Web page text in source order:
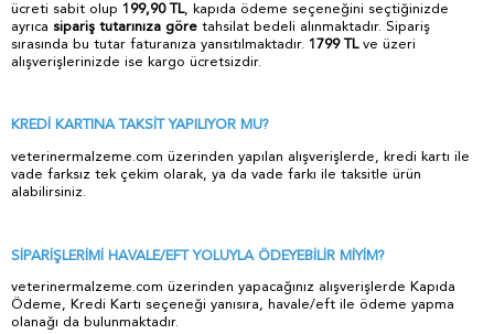
ücreti sabit olup 199,90 TL, kapıda ödeme seçeneğini seçtiğinizde
ayrıca sipariş tutarınıza göre tahsilat bedeli alınmaktadır. Sipariş
sırasında bu tutar faturanıza yansıtılmaktadır. 1799 TLve üzeri
alışverişlerinizde ise kargo ücretsizdir.
KREDİ KARTINA TAKSİT YAPILIYOR MU?
veterinermalzeme.com üzerinden yapılan alışverişlerde, kredi kartı ile
vade farksız tek çekim olarak, ya da vade farkı ile taksitle ürün
alabilirsiniz.
SİPARİŞLERİMİ HAVALE/EFT YOLUYLA ÖDEYEBİLİR MİYİM?
veterinermalzeme.com üzerinden yapacağınız alışverişlerde Kapıda
Ödeme, Kredi Kartı seçeneği yanısıra, havale/eft ile ödeme yapma
olanağı da bulunmaktadır.